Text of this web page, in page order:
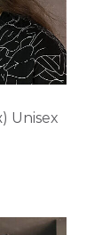
Unisex